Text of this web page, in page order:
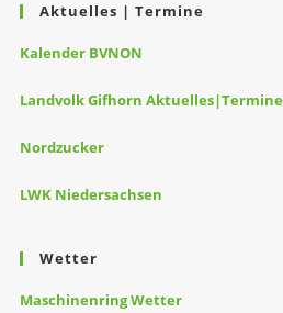
Aktuelles | Termine
Kalender BVNON
Landvolk Gifhorn Aktuelles|Termine
Nordzucker
LWK Niedersachsen
Wetter
Maschinenring Wetter